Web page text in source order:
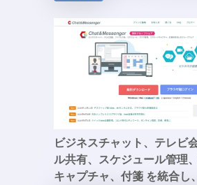
ュリティ環境の「InCircle」
ビジネスチャット、テレビ
ル共有、スケジュール管理
キャプチャ、付箋 を統合し